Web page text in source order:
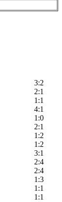
3:2
2:1
1:1
4:1
1:0
2:1
1:2
1:2
3:1
2:4
2:4
1:3
1:1
1:1